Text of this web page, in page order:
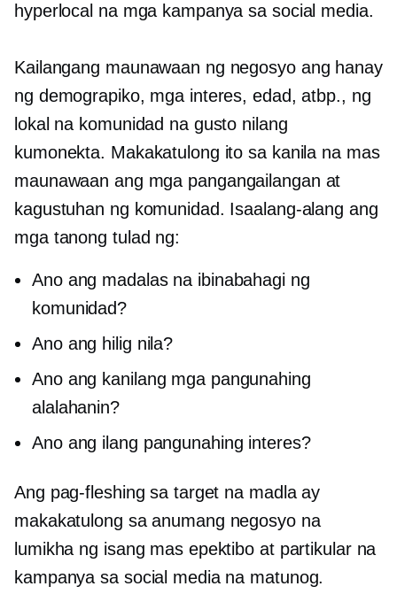
hyperlocal na mga kampanya sa social media.
Kailangang maunawaan ng negosyo ang hanay
ng demograpiko, mga interes, edad, atbp., ng
lokal na komunidad na gusto nilang
kumonekta. Makakatulong ito sa kanila na mas
maunawaan ang mga pangangailangan at
kagustuhan ng komunidad. Isaalang-alang ang
mga tanong tulad ng:
Ano ang madalas na ibinabahagi ng
komunidad?
Ano ang hilig nila?
Ano ang kanilang mga pangunahing
alalahanin?
Ano ang ilang pangunahing interes?
Ang pag-fleshing sa target na madla ay
makakatulong sa anumang negosyo na
lumikha ng isang mas epektibo at partikular na
kampanya sa social media na matunog.